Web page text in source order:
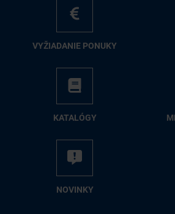
VY­ŽIA­DA­NIE PO­NU­KY
KA­TA­LÓ­GY
NO­VIN­KY